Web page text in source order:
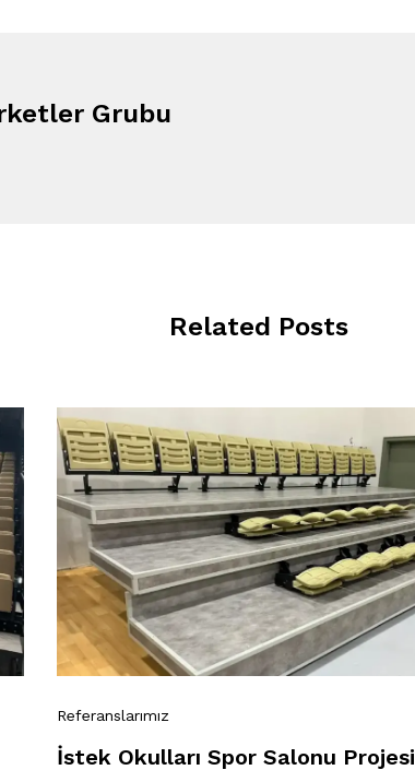
Grubu
Related Posts
Referanslarımız
İstek Okulları Spor Salonu Projesi